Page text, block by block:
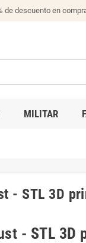
de descuento en
MILITAR
- STL 3D
- STL 3D